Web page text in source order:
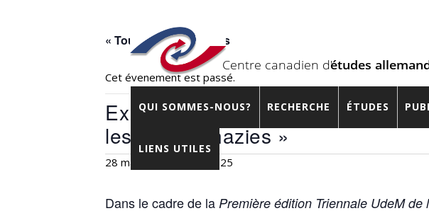
QUI SOMMES-NOUS? RECHERCHE ÉTUDES
LIENS UTILES
« Tous les Évènements
Cet évènement est passé.
Exposition multimédia : « Sur
les prisons nazies »
28 mars 2025 2 mai 2025
Dans le cadre de la Première édition Triennale UdeM